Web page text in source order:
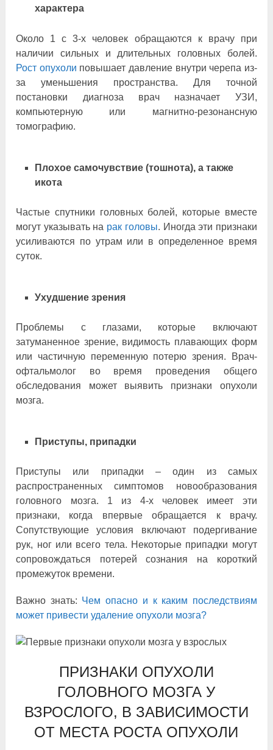
характера
Около 1 с 3-х человек обращаются к врачу при
наличии сильных и длительных головных болей.
Рост опухоли повышает давление внутри черепа из-
за уменьшения пространства. Для точной
постановки диагноза врач назначает УЗИ,
компьютерную или магнитно-резонансную
томографию.
Плохое самочувствие (тошнота), а также
икота
Частые спутники головных болей, которые вместе
могут указывать на рак головы. Иногда эти признаки
усиливаются по утрам или в определенное время
суток.
Ухудшение зрения
Проблемы с глазами, которые включают
затуманенное зрение, видимость плавающих форм
или частичную переменную потерю зрения. Врач-
офтальмолог во время проведения общего
обследования может выявить признаки опухоли
мозга.
Приступы, припадки
Приступы или припадки – один из самых
распространенных симптомов новообразования
головного мозга. 1 из 4-х человек имеет эти
признаки, когда впервые обращается к врачу.
Сопутствующие условия включают подергивание
рук, ног или всего тела. Некоторые припадки могут
сопровождаться потерей сознания на короткий
промежуток времени.
Важно знать: Чем опасно и к каким последствиям
может привести удаление опухоли мозга?
ПРИЗНАКИ ОПУХОЛИ
ГОЛОВНОГО МОЗГА У
ВЗРОСЛОГО, В ЗАВИСИМОСТИ
ОТ МЕСТА РОСТА ОПУХОЛИ